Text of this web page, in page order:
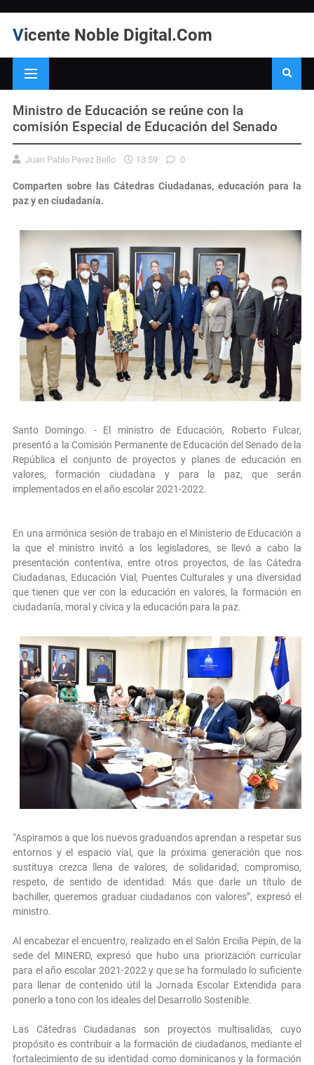
Vicente Noble Digital.Com
Ministro de Educación se reúne con la
comisión Especial de Educación del Senado
Juan Pablo Perez Bello 13:59 0
Comparten sobre las Cátedras Ciudadanas, educación para la
paz y en ciudadanía.
Santo Domingo. - El ministro de Educación, Roberto Fulcar,
presentó a la Comisión Permanente de Educación del Senado de la
República el conjunto de proyectos y planes de educación en
valores, formación ciudadana y para la paz, que serán
implementados en el año escolar 2021-2022.
En una armónica sesión de trabajo en el Ministerio de Educación a
la que el ministro invitó a los legisladores, se llevó a cabo la
presentación contentiva, entre otros proyectos, de las Cátedra
Ciudadanas, Educación Vial, Puentes Culturales y una diversidad
que tienen que ver con la educación en valores, la formación en
ciudadanía, moral y cívica y la educación para la paz.
“Aspiramos a que los nuevos graduandos aprendan a respetar sus
entornos y el espacio vial, que la próxima generación que nos
sustituya crezca llena de valores, de solidaridad, compromiso,
respeto, de sentido de identidad. Más que darle un título de
bachiller, queremos graduar ciudadanos con valores”, expresó el
ministro.
Al encabezar el encuentro, realizado en el Salón Ercilia Pepín, de la
sede del MINERD, expresó que hubo una priorización curricular
para el año escolar 2021-2022 y que se ha formulado lo suficiente
para llenar de contenido útil la Jornada Escolar Extendida para
ponerlo a tono con los ideales del Desarrollo Sostenible.
Las Cátedras Ciudadanas son proyectos multisalidas, cuyo
propósito es contribuir a la formación de ciudadanos, mediante el
fortalecimiento de su identidad como dominicanos y la formación